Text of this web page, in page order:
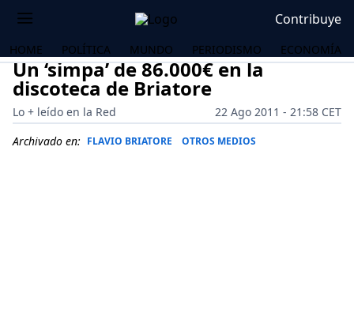
Contribuye
HOME POLÍTICA MUNDO PERIODISMO ECONOMÍA
Un ‘simpa’ de 86.000€ en la
discoteca de Briatore
Lo + leído en la Red
22 Ago 2011 - 21:58 CET
Archivado en: FLAVIO BRIATORE OTROS MEDIOS